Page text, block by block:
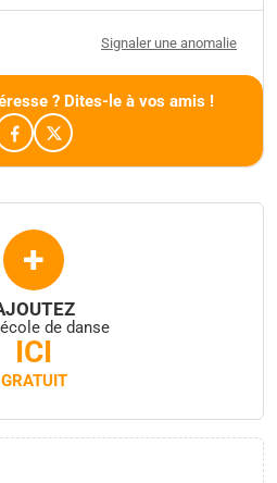
Signaler une anomalie
? Dites-le à vos amis !
+
de danse
ICI
GRATUIT